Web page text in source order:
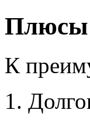
Плюсы
К